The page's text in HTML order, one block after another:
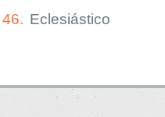
46. Eclesiástico